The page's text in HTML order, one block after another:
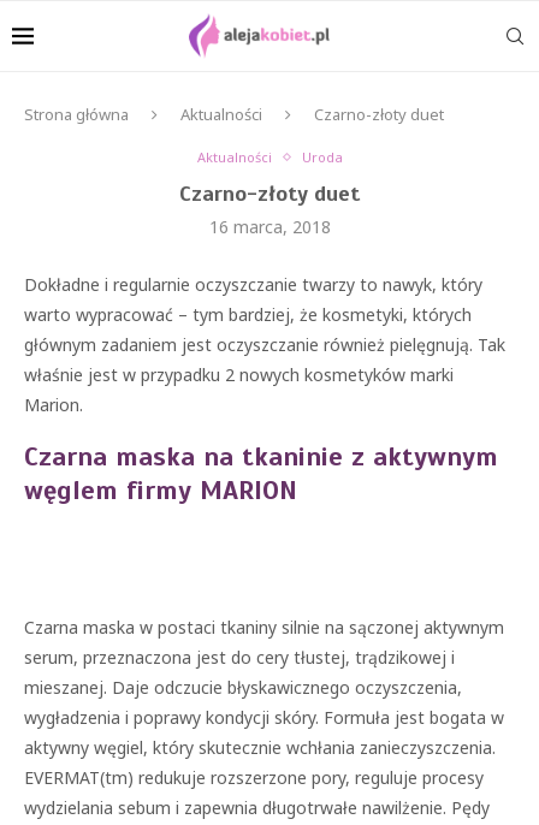
Strona główna Aktualności Czarno-złoty duet
Aktualności Uroda
Czarno-złoty duet
16 marca, 2018
Dokładne i regularnie oczyszczanie twarzy to nawyk, który
warto wypracować – tym bardziej, że kosmetyki, których
głównym zadaniem jest oczyszczanie również pielęgnują. Tak
właśnie jest w przypadku 2 nowych kosmetyków marki
Marion.
Czarna maska na tkaninie z aktywnym
węglem firmy MARION
Czarna maska w postaci tkaniny silnie na sączonej aktywnym
serum, przeznaczona jest do cery tłustej, trądzikowej i
mieszanej. Daje odczucie błyskawicznego oczyszczenia,
wygładzenia i poprawy kondycji skóry. Formuła jest bogata w
aktywny węgiel, który skutecznie wchłania zanieczyszczenia.
EVERMAT(tm) redukuje rozszerzone pory, reguluje procesy
wydzielania sebum i zapewnia długotrwałe nawilżenie. Pędy